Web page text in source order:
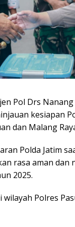
Pol Drs
kesiapan
dan Malang
Polda Jatim
rasa aman dan
2025.
Polres